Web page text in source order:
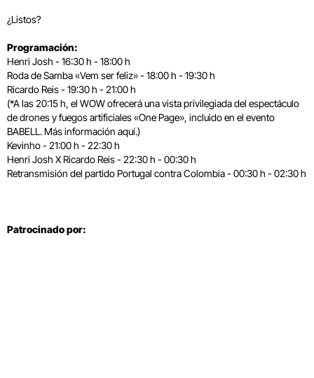
¿Listos?
Programación:
Henri Josh - 16:30 h - 18:00 h
Roda de Samba «Vem ser feliz» - 18:00 h - 19:30 h
Ricardo Reis - 19:30 h - 21:00 h
(*A las 20:15 h, el WOW ofrecerá una vista privilegiada del espectáculo
de drones y fuegos artificiales «One Page», incluido en el evento
BABELL. Más información aquí.)
Kevinho - 21:00 h - 22:30 h
Henri Josh X Ricardo Reis - 22:30 h - 00:30 h
Retransmisión del partido Portugal contra Colombia - 00:30 h - 02:30 h
Patrocinado por: